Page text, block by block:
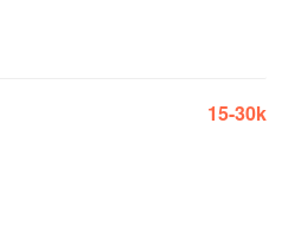
15-30k